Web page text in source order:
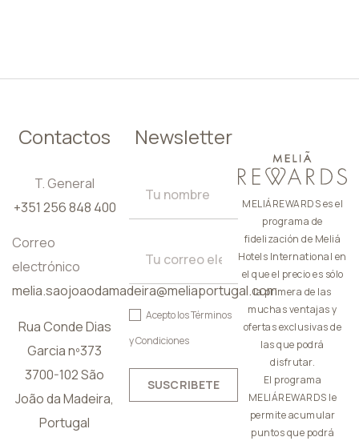
Contactos
T. General
+351 256 848 400
Correo
electrónico
melia.saojoaodamadeira@meliaportugal.com
Rua Conde Dias
Garcia nº373
3700-102 São
João da Madeira,
Portugal
Newsletter
Acepto losTérminos
y Condiciones
SUSCRIBETE
MELIÁREWARDS es el
programa de
fidelización de Meliá
Hotels International en
el que el precio es sólo
la primera de las
muchas ventajas y
ofertas exclusivas de
las que podrá
disfrutar.
El programa
MELIÁREWARDS le
permite acumular
puntos que podrá